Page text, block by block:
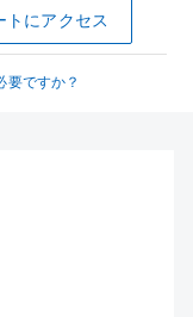
トにアクセス
要ですか？